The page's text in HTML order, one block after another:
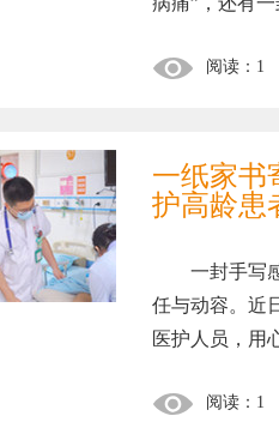
阅读：1
一纸家书
护高龄患
一封手写感
任与动容。近
医护人员，用
阅读：1